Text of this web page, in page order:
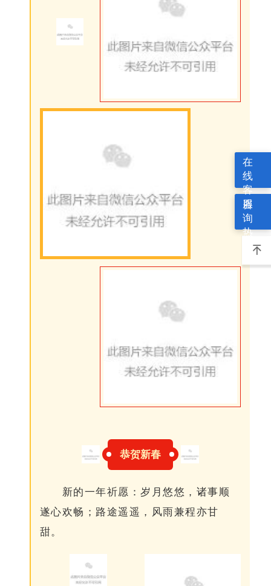
恭贺新春
新的一年祈愿：岁月悠悠，诸事顺
遂心欢畅；路途遥遥，风雨兼程亦甘
甜。
在
线
客
服
咨
询
热
线